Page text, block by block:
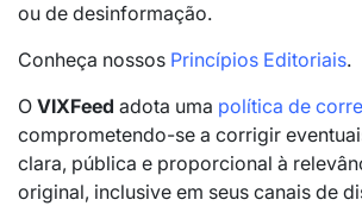
ou de desinformação.
Conheça nossos Princípios Editoriais.
O VIXFeed adota uma política de
comprometendo-se a corrigir
clara, pública e proporcional à
original, inclusive em seus canais de